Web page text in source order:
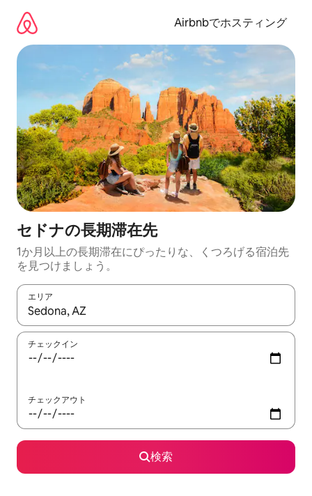
Airbnbでホスティング
セドナの長期滞在先
1か月以上の長期滞在にぴったりな、くつろげる宿泊先
を見つけましょう。
エリア
検索結果が表示されたら、上下の矢印キーを使って移動するか
チェックイン
チェックアウト
検索